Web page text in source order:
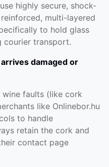
highly secure, shock-
multi-layered
to hold glass
courier transport.
damaged or
wine faults (like cork
like Onlinebor.hu
to handle
retain the cork and
contact page